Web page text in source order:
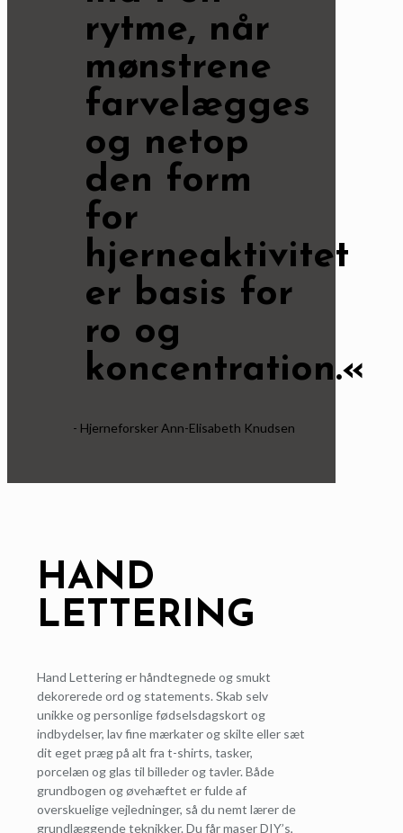
rytme, når
mønstrene
farvelægges
og netop
den form
for
hjerneaktivitet
er basis for
ro og
koncentration.«
- Hjerneforsker Ann-Elisabeth Knudsen
HAND
LETTERING
Hand Lettering er håndtegnede og smukt
dekorerede ord og statements. Skab selv
unikke og personlige fødselsdagskort og
indbydelser, lav fine mærkater og skilte eller sæt
dit eget præg på alt fra t-shirts, tasker,
porcelæn og glas til billeder og tavler. Både
grundbogen og øvehæftet er fulde af
overskuelige vejledninger, så du nemt lærer de
grundlæggende teknikker. Du får maser DIY’s,